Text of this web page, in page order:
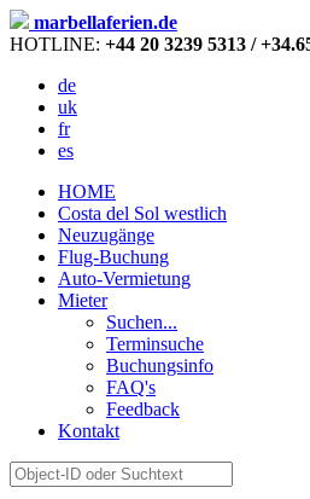
marbellaferien.de
HOTLINE: +44 20 3239 5313 /
de
uk
fr
es
HOME
Costa del Sol westlich
Neuzugänge
Flug-Buchung
Auto-Vermietung
Mieter
Suchen...
Terminsuche
Buchungsinfo
FAQ's
Feedback
Kontakt